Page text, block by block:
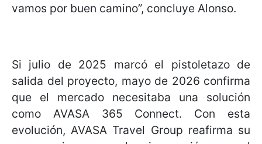
vamos por buen camino”, concluye Alonso.
Si julio de 2025 marcó el pistoletazo de
salida del proyecto, mayo de 2026 confirma
que el mercado necesitaba una solución
como AVASA 365 Connect. Con esta
evolución, AVASA Travel Group reafirma su